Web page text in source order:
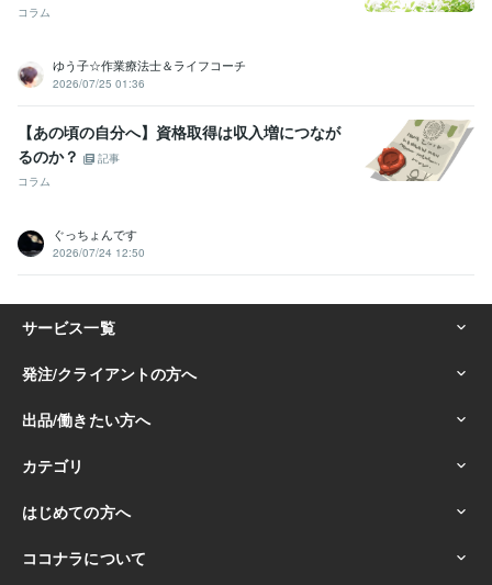
コラム
ゆう子☆作業療法士＆ライフコーチ
2026/07/25 01:36
【あの頃の自分へ】資格取得は収入増につなが
るのか？
記事
コラム
ぐっちょんです
2026/07/24 12:50